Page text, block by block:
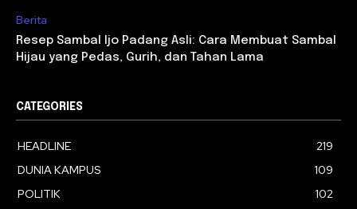
Berita
Resep Sambal Ijo Padang Asli: Cara Membuat Sambal
Hijau yang Pedas, Gurih, dan Tahan Lama
CATEGORIES
HEADLINE
219
DUNIA KAMPUS
109
POLITIK
102